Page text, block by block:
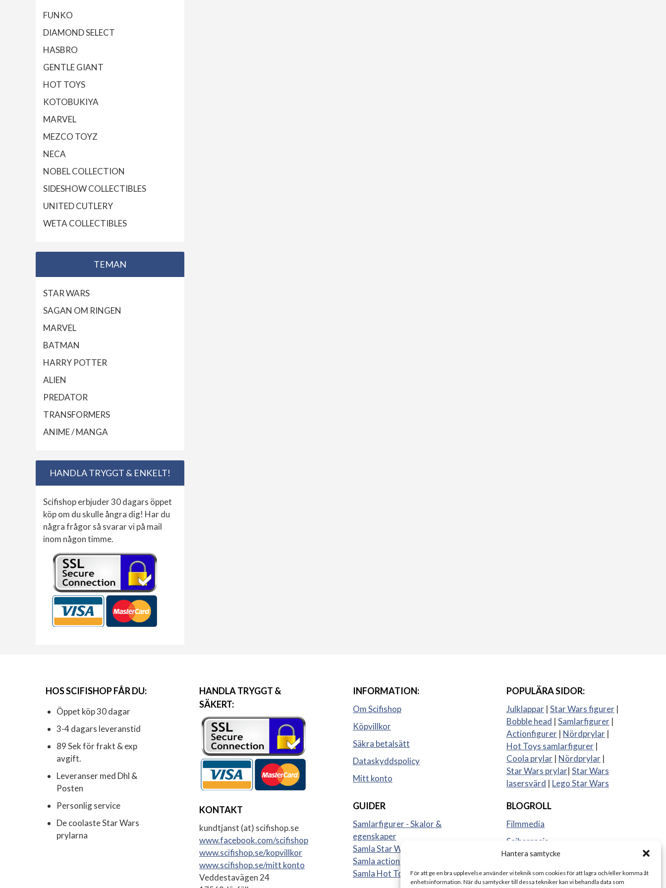
Hantera samtycke
För att ge en bra upplevelse använder vi teknik som cookies för att lagra och/eller komma åt
enhetsinformation. När du samtycker till dessa tekniker kan vi behandla data som
FUNKO
DIAMOND SELECT
HASBRO
GENTLE GIANT
HOT TOYS
KOTOBUKIYA
MARVEL
MEZCO TOYZ
NECA
NOBEL COLLECTION
SIDESHOW COLLECTIBLES
UNITED CUTLERY
WETA COLLECTIBLES
TEMAN
STAR WARS
SAGAN OM RINGEN
MARVEL
BATMAN
HARRY POTTER
ALIEN
PREDATOR
TRANSFORMERS
ANIME / MANGA
HANDLA TRYGGT & ENKELT!
Scifishop erbjuder 30 dagars öppet
köp om du skulle ångra dig! Har du
några frågor så svarar vi på mail
inom någon timme.
HOS SCIFISHOP FÅR DU:
Öppet köp 30 dagar
3-4 dagars leveranstid
89 Sek för frakt & exp
avgift.
Leveranser med Dhl &
Posten
Personlig service
De coolaste Star Wars
prylarna
HANDLA TRYGGT &
SÄKERT:
KONTAKT
kundtjanst (at) scifishop.se
www.facebook.com/scifishop
www.scifishop.se/kopvillkor
www.scifishop.se/mitt konto
Veddestavägen 24
INFORMATION:
Om Scifishop
Köpvillkor
Säkra betalsätt
Dataskyddspolicy
Mitt konto
GUIDER
Samlarfigurer - Skalor &
egenskaper
Samla Star Wars figurer
Samla actionfigurer
Samla Hot Toys
POPULÄRA SIDOR:
Julklappar | Star Wars figurer |
Bobble head | Samlarfigurer |
Actionfigurer | Nördprylar |
Hot Toys samlarfigurer |
Coola prylar | Nördprylar |
Star Wars prylar| Star Wars
lasersvärd | Lego Star Wars
BLOGROLL
Filmmedia
Sajberspejs
Strange things